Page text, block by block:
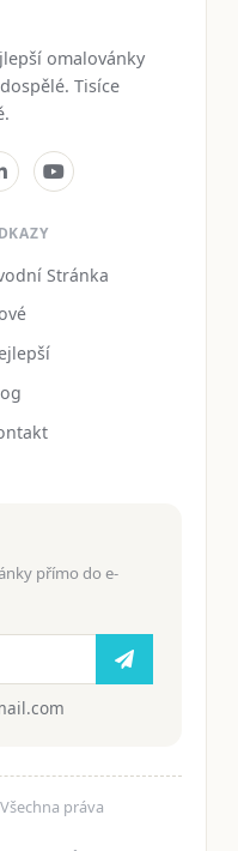
omalovánky
Tisíce
Stránka
přímo do e-
práva